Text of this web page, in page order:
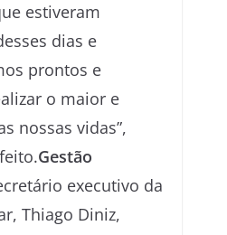
estiveram
dias e
prontos e
o maior e
nossas vidas”,
Gestão
executivo da
Thiago Diniz,